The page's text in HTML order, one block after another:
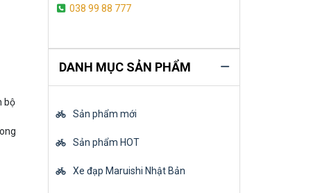
bộ
038 99 88 777
DANH MỤC SẢN PHẨM
Sản phẩm mới
Sản phẩm HOT
Xe đạp Maruishi Nhật Bản